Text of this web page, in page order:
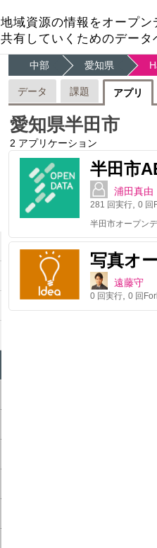
地域資源の情報をオープン
共有していくためのデータ
中部 愛知県
データ 課題 アプリ
愛知県半田市
2 アプリケーション
半田市
浦田真由
281 回実行 0 回
半田市オープン
写真オ
遠藤守
0 回実行 0 回